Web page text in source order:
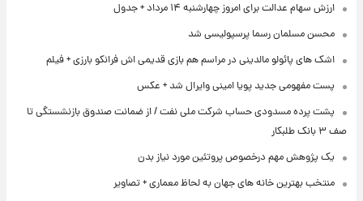
ارزش سهام عدالت برای امروز چهارشنبه ۱۴ مرداد + جدول
محسن مسلمان رسما پرسپولیسی شد
اشک های پائولو مالدینی در مراسم هم بازی قدیمی اش فرانکو بارزی + فیلم
پست مفهومی جدید پویا امینی وایرال شد + عکس
پشت پرده‌ مسدودی حساب شرکت ملی نفت / از ضمانت صندوق بازنشستگی تا
صف ۳ بانک طلبکار
یک پژوهش مهم درخصوص پروتئین مورد نیاز بدن
منتخب بهترین خانه های جهان به لحاظ معماری + تصاویر